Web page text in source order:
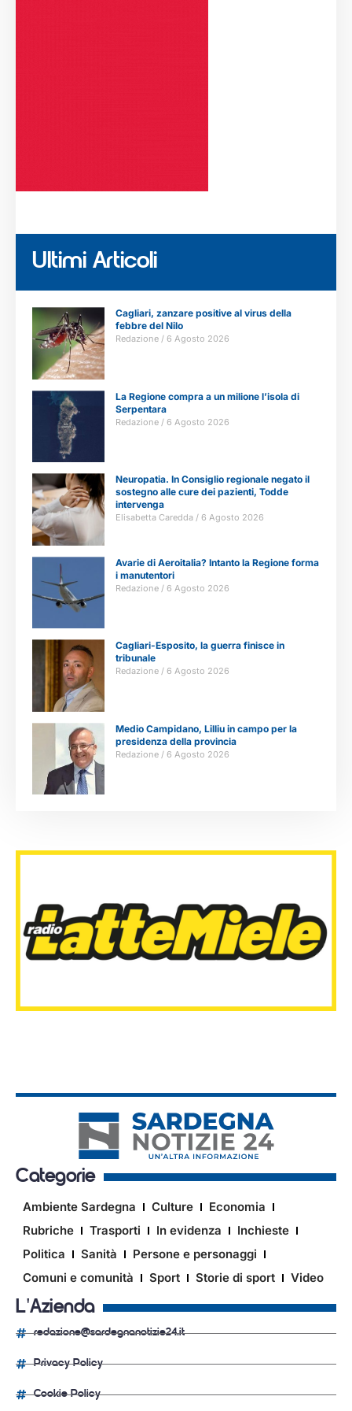
Ultimi Articoli
Cagliari, zanzare positive al virus della
febbre del Nilo
Redazione 6 Agosto 2026
La Regione compra a un milione l’isola di
Serpentara
Redazione 6 Agosto 2026
Neuropatia. In Consiglio regionale negato il
sostegno alle cure dei pazienti, Todde
intervenga
Elisabetta Caredda 6 Agosto 2026
Avarie di Aeroitalia? Intanto la Regione forma
i manutentori
Redazione 6 Agosto 2026
Cagliari-Esposito, la guerra finisce in
tribunale
Redazione 6 Agosto 2026
Medio Campidano, Lilliu in campo per la
presidenza della provincia
Redazione 6 Agosto 2026
Categorie
Ambiente Sardegna Culture
Economia
Rubriche
Trasporti In evidenza
Inchieste
Politica
Sanità
Persone e personaggi
Comuni e comunità
Sport Storie di sport Video
L'Azienda
redazione@sardegnanotizie24.it
Privacy Policy
Cookie Policy